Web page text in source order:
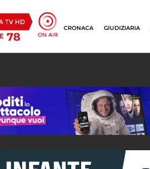
CRONACA GIUDIZIARIA